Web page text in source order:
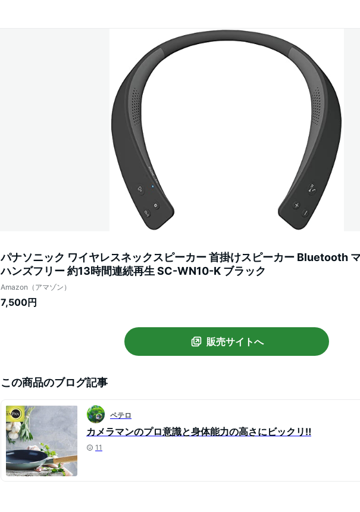
パナソニック ワイヤレスネックスピーカー 首掛けスピーカー Bluetooth
ハンズフリー 約13時間連続再生 SC-WN10-K ブラック
Amazon（アマゾン）
7,500円
販売サイトへ
この商品のブログ記事
ペテロ
カメラマンのプロ意識と身体能力の高さにビックリ‼️
11